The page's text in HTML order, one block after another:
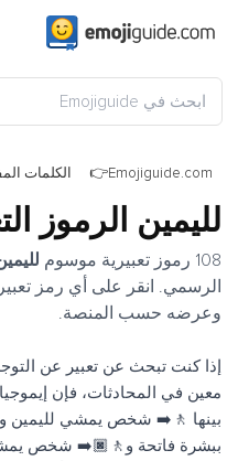
Emojiguide.com الكلمات
لليمين الرموز
108 رموز تعبيرية موسوم
الرسمي. انقر على أي رمز
وعرضه حسب المنصة.
إذا كنت تبحث عن تعبير عن
معين في المحادثات، فإن
بينها 🚶‍➡️ شخص يمشي
ببشرة فاتحة و🚶🏿‍➡️ شخص